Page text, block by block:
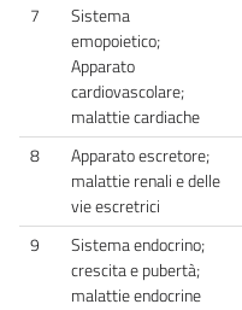
7
Sistema
emopoietico;
Apparato
cardiovascolare;
malattie cardiache
8
Apparato escretore;
malattie renali e delle
vie escretrici
9
Sistema endocrino;
crescita e pubertà;
malattie endocrine